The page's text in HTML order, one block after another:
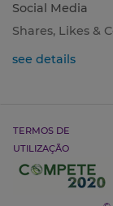
Social Media
Shares, Likes &
see details
TERMOS DE
UTILIZAÇÃO